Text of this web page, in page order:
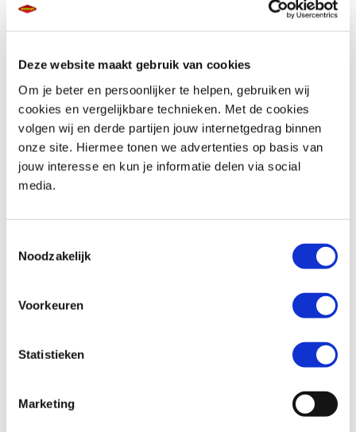
Deze website maakt gebruik van cookies
Om je beter en persoonlijker te helpen, gebruiken wij
cookies en vergelijkbare technieken. Met de cookies
volgen wij en derde partijen jouw internetgedrag binnen
onze site. Hiermee tonen we advertenties op basis van
jouw interesse en kun je informatie delen via social
media.
Noodzakelijk
Voorkeuren
Statistieken
Marketing
Triumph BONNEVILLE T100
€ 11.490,-
Uit2024
Honda
XL 750 TRANSALP
€ 12.699,-
CBR 650 R ABS